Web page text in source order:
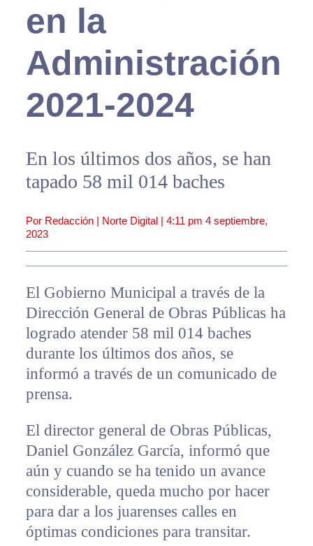
en la
Administración
2021-2024
En los últimos dos años, se han
tapado 58 mil 014 baches
Por Redacción | Norte Digital | 4:11 pm 4 septiembre,
2023
El Gobierno Municipal a través de la
Dirección General de Obras Públicas ha
logrado atender 58 mil 014 baches
durante los últimos dos años, se
informó a través de un comunicado de
prensa.
El director general de Obras Públicas,
Daniel González García, informó que
aún y cuando se ha tenido un avance
considerable, queda mucho por hacer
para dar a los juarenses calles en
óptimas condiciones para transitar.